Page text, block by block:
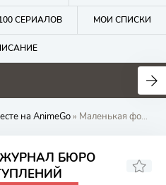
СЕРИАЛОВ МОИ СПИСКИ
на AnimeGo» Маленькая форма: Журнал бюро электронных преступлений
БЮРО